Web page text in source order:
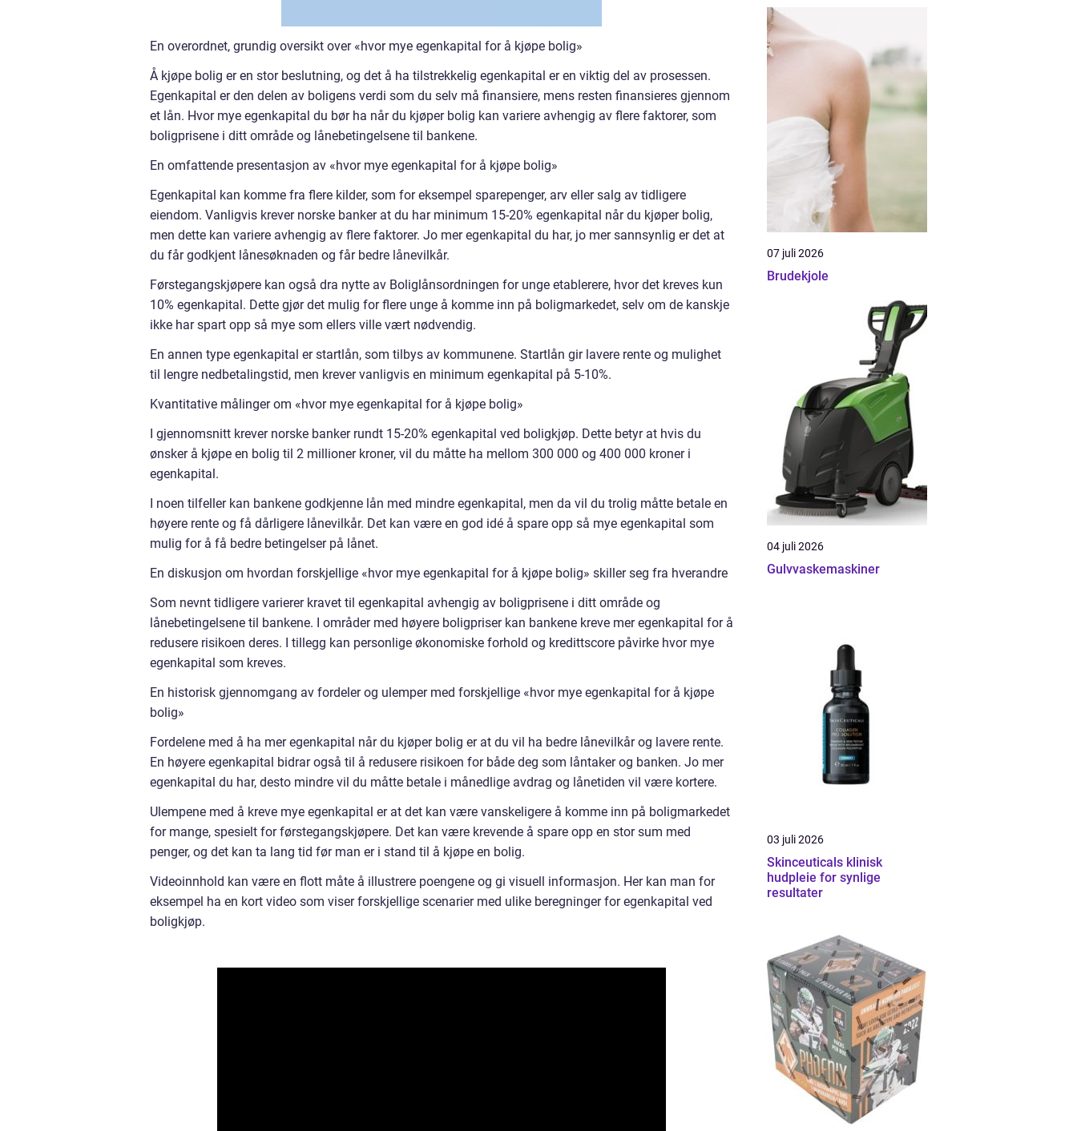
En overordnet, grundig oversikt over «hvor mye egenkapital for å kjøpe bolig»
Å kjøpe bolig er en stor beslutning, og det å ha tilstrekkelig egenkapital er en viktig del av prosessen.
Egenkapital er den delen av boligens verdi som du selv må finansiere, mens resten finansieres gjennom
et lån. Hvor mye egenkapital du bør ha når du kjøper bolig kan variere avhengig av flere faktorer, som
boligprisene i ditt område og lånebetingelsene til bankene.
En omfattende presentasjon av «hvor mye egenkapital for å kjøpe bolig»
Egenkapital kan komme fra flere kilder, som for eksempel sparepenger, arv eller salg av tidligere
eiendom. Vanligvis krever norske banker at du har minimum 15-20% egenkapital når du kjøper bolig,
men dette kan variere avhengig av flere faktorer. Jo mer egenkapital du har, jo mer sannsynlig er det at
du får godkjent lånesøknaden og får bedre lånevilkår.
Førstegangskjøpere kan også dra nytte av Boliglånsordningen for unge etablerere, hvor det kreves kun
10% egenkapital. Dette gjør det mulig for flere unge å komme inn på boligmarkedet, selv om de kanskje
ikke har spart opp så mye som ellers ville vært nødvendig.
En annen type egenkapital er startlån, som tilbys av kommunene. Startlån gir lavere rente og mulighet
til lengre nedbetalingstid, men krever vanligvis en minimum egenkapital på 5-10%.
Kvantitative målinger om «hvor mye egenkapital for å kjøpe bolig»
I gjennomsnitt krever norske banker rundt 15-20% egenkapital ved boligkjøp. Dette betyr at hvis du
ønsker å kjøpe en bolig til 2 millioner kroner, vil du måtte ha mellom 300 000 og 400 000 kroner i
egenkapital.
I noen tilfeller kan bankene godkjenne lån med mindre egenkapital, men da vil du trolig måtte betale en
høyere rente og få dårligere lånevilkår. Det kan være en god idé å spare opp så mye egenkapital som
mulig for å få bedre betingelser på lånet.
En diskusjon om hvordan forskjellige «hvor mye egenkapital for å kjøpe bolig» skiller seg fra hverandre
Som nevnt tidligere varierer kravet til egenkapital avhengig av boligprisene i ditt område og
lånebetingelsene til bankene. I områder med høyere boligpriser kan bankene kreve mer egenkapital for å
redusere risikoen deres. I tillegg kan personlige økonomiske forhold og kredittscore påvirke hvor mye
egenkapital som kreves.
En historisk gjennomgang av fordeler og ulemper med forskjellige «hvor mye egenkapital for å kjøpe
bolig»
Fordelene med å ha mer egenkapital når du kjøper bolig er at du vil ha bedre lånevilkår og lavere rente.
En høyere egenkapital bidrar også til å redusere risikoen for både deg som låntaker og banken. Jo mer
egenkapital du har, desto mindre vil du måtte betale i månedlige avdrag og lånetiden vil være kortere.
Ulempene med å kreve mye egenkapital er at det kan være vanskeligere å komme inn på boligmarkedet
for mange, spesielt for førstegangskjøpere. Det kan være krevende å spare opp en stor sum med
penger, og det kan ta lang tid før man er i stand til å kjøpe en bolig.
Videoinnhold kan være en flott måte å illustrere poengene og gi visuell informasjon. Her kan man for
eksempel ha en kort video som viser forskjellige scenarier med ulike beregninger for egenkapital ved
boligkjøp.
07 juli 2026
Brudekjole
04 juli 2026
Gulvvaskemaskiner
03 juli 2026
Skinceuticals klinisk
hudpleie for synlige
resultater